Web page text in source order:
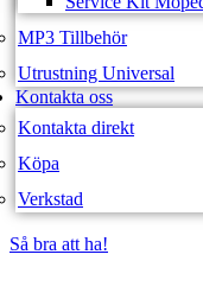
MP3 Tillbehör
Utrustning Universal
Kontakta oss
Kontakta direkt
Köpa
Verkstad
Så bra att ha!